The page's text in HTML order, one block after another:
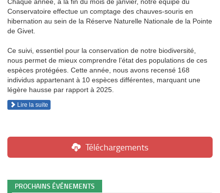
Conservatoire effectue un comptage des chauves-souris en
hibernation au sein de la Réserve Naturelle Nationale de la Pointe
de Givet.
Ce suivi, essentiel pour la conservation de notre biodiversité,
nous permet de mieux comprendre l’état des populations de ces
espèces protégées. Cette année, nous avons recensé 168
individus appartenant à 10 espèces différentes, marquant une
légère hausse par rapport à 2025.
Lire la suite
Téléchargements
PROCHAINS ÉVÉNEMENTS